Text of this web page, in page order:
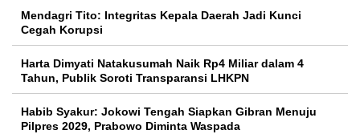
Mendagri Tito: Integritas Kepala Daerah Jadi Kunci
Cegah Korupsi
Harta Dimyati Natakusumah Naik Rp4 Miliar dalam 4
Tahun, Publik Soroti Transparansi LHKPN
Habib Syakur: Jokowi Tengah Siapkan Gibran Menuju
Pilpres 2029, Prabowo Diminta Waspada